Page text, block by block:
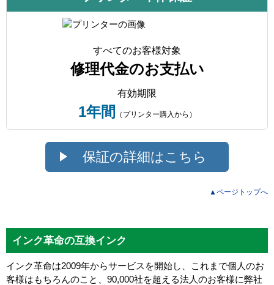
すべてのお客様対象
修理代金のお支払い
有効期限
1年間 （プリンター購入から）
保証の詳細はこちら
▲ページトップへ
インク革命の互換インク
インク革命は2009年からサービスを開始し、これまで個人のお
客様はもちろんのこと、90,000社を超える法人のお客様に弊社